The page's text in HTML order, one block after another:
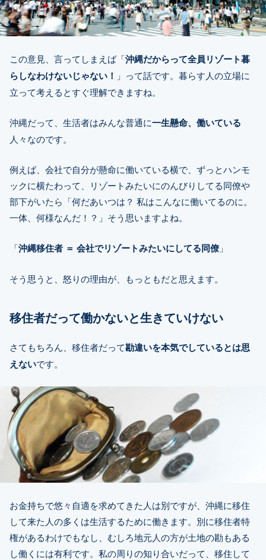
この意見、言ってしまえば「沖縄だからって全員リゾート暮
らしなわけないじゃない！ 」って話です。暮らす人の立場に
立って考えるとすぐ理解できますね。
沖縄だって、生活者はみんな普通に一生懸命、働いている
人々なのです。
例えば、会社で自分が懸命に働いている横で、ずっとハンモ
ックに横たわって、リゾートみたいにのんびりしてる同僚や
部下がいたら「何だあいつは？ 私はこんなに働いてるのに。
一体、何様なんだ！？」そう思いますよね。
「沖縄移住者 ＝ 会社でリゾートみたいにしてる同僚 」
そう思うと、怒りの理由が、もっともだと思えます。
移住者だって働かないと生きていけない
さてもちろん、移住者だって勘違いを本気でしているとは思
えないです。
お金持ちで悠々自適を求めてきた人は別ですが、沖縄に移住
して来た人の多くは生活するために働きます。別に移住者特
権があるわけでもなし、むしろ地元人の方が土地の勘もある
し働くには有利です。私の周りの知り合いだって、移住して